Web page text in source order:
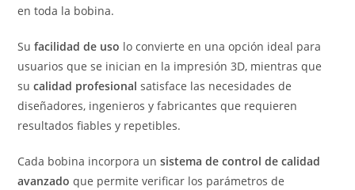
en toda la bobina.
Sufacilidad de uso lo convierte en una opción ideal para
usuarios que se inician en la impresión 3D, mientras que
sucalidad profesional satisface las necesidades de
diseñadores, ingenieros y fabricantes que requieren
resultados fiables y repetibles.
Cada bobina incorpora unsistema de control de calidad
avanzado que permite verificar los parámetros de